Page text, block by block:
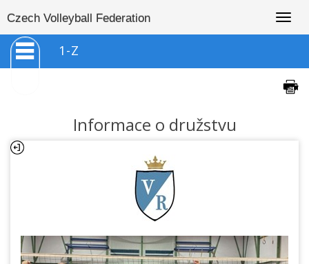
Czech Volleyball Federation
1-Z
Informace o družstvu